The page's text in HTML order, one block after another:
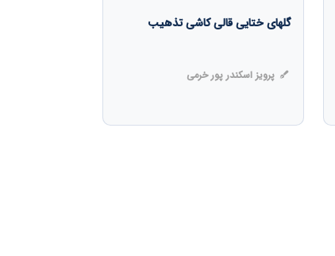
گلهای ختایی قالی کاشی تذهیب
پرویز اسکندر پور خرمی